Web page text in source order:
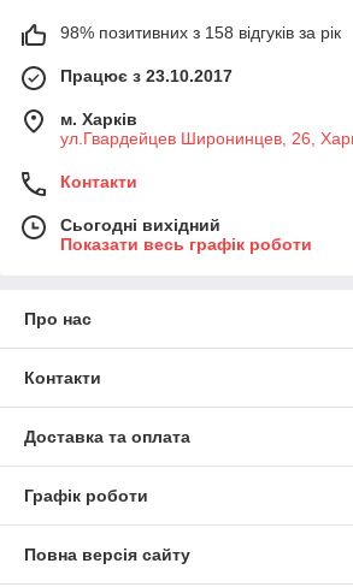
98% позитивних з 158 відгуків за рік
Працює з 23.10.2017
м. Харків
ул.Гвардейцев Широнинцев, 26,
Контакти
Сьогодні вихідний
Показати весь графік роботи
Про нас
Контакти
Доставка та оплата
Графік роботи
Повна версія сайту